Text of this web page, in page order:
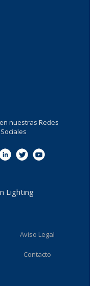
nuestras Redes
Sociales
Lighting
Aviso Legal
Contacto